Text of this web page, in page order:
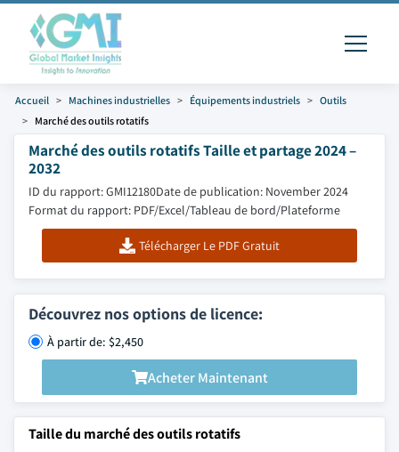
Accueil Machines industrielles Équipements industriels
Outils
Marché des outils rotatifs
Marché des outils rotatifs Taille et partage 2024 –
2032
ID du rapport: GMI12180Date de publication: November 2024
Format du rapport: PDF/Excel/Tableau de bord/Plateforme
Télécharger Le PDF Gratuit
Découvrez nos options de licence:
À partir de: $2,450
Acheter Maintenant
Taille du marché des outils rotatifs